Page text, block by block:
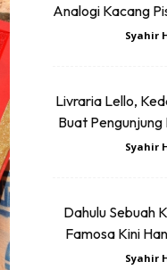
Analogi Kacang
Syahir
Livraria Lello,
Buat Pengunjung
Syahir
Dahulu Sebuah
Famosa Kini
Syahir